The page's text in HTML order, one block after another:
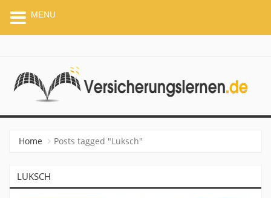
Home Posts tagged "Luksch"
LUKSCH
MENU